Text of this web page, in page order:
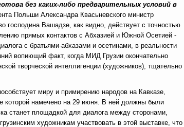
без каких-либо предварительных условий в
Польши Александра Квасьневского министр
господина Вашадзе, как видно, действует с точностью
прямых контактов с Абхазией и Южной Осетией -
с братьями-абхазами и осетинами, в реальности
вопиющий факт, когда МИД Грузии окончательно
творческой интеллигенции (художников), тщательно
миру и примирению народов на Кавказе,
которой намечено на 29 июня. В ней должны были
станет площадкой для диалога между сторонами,
художникам участвовать в этой выставке, что